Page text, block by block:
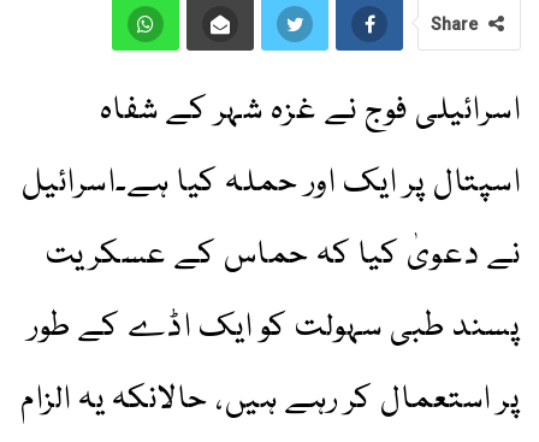
Share
اسرائیلی فوج نے غزہ شہر کے شفاہ
اسپتال پر ایک اور حملہ کیا ہے۔اسرائیل
نے دعویٰ کیا کہ حماس کے عسکریت
پسند طبی سہولت کو ایک اڈے کے طور
پر استعمال کر رہے ہیں، حالانکہ یہ الزام